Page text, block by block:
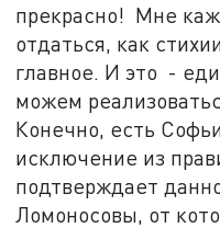
прекрасно! Мне
отдаться, как
главное. И это -
можем
Конечно, есть
исключение из
подтверждает
Ломоносовы, от